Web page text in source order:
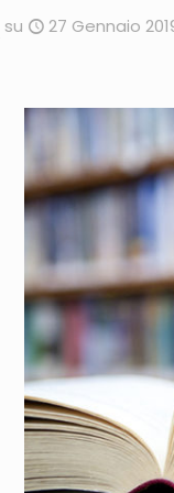
su 27 Gennaio